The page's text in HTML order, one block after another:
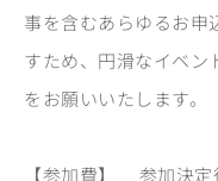
事を含むあらゆるお申
すため、円滑なイベン
をお願いいたします。
【参加費】 参加決定